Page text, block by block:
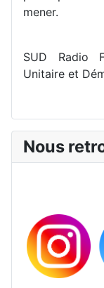
mener.
SUD Radio
Unitaire et
Nous